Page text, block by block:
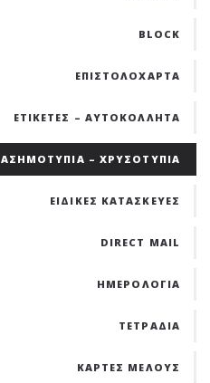
BLOCK
ΕΠΙΣΤΟΛΟΧΑΡΤΑ
ΕΤΙΚΕΤΕΣ – ΑΥΤΟΚΟΛΛΗΤΑ
ΑΣΗΜΟΤΥΠΙΑ – ΧΡΥΣΟΤΥΠΙΑ
ΕΙΔΙΚΕΣ ΚΑΤΑΣΚΕΥΕΣ
DIRECT MAIL
ΗΜΕΡΟΛΟΓΙΑ
ΤΕΤΡΑΔΙΑ
ΚΑΡΤΕΣ ΜΕΛΟΥΣ